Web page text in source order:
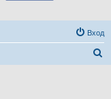
Вход